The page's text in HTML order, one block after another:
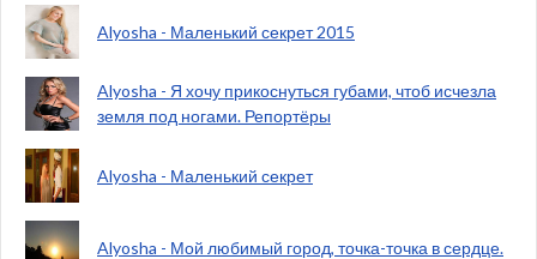
Alyosha - Маленький секрет 2015
Alyosha - Я хочу прикоснуться губами, чтоб исчезла
земля под ногами. Репортёры
Alyosha - Маленький секрет
Alyosha - Мой любимый город, точка-точка в сердце.